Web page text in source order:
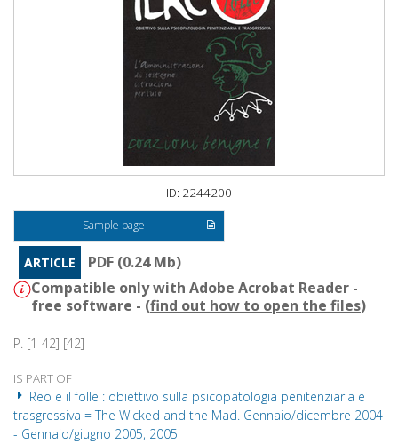
ID: 2244200
Sample page
ARTICLE
PDF (0.24 Mb)
Compatible only with Adobe Acrobat Reader -
free software - (find out how to open the files)
P. [1-42] [42]
IS PART OF
Reo e il folle : obiettivo sulla psicopatologia penitenziaria e
trasgressiva = The Wicked and the Mad. Gennaio/dicembre 2004
- Gennaio/giugno 2005, 2005